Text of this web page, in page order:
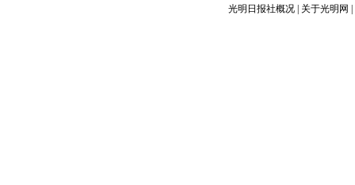
光明日报社概况 关于光明网